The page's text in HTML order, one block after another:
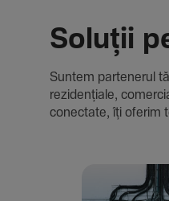
Soluții
Suntem parte­nerul
rezi­den­țiale,
conec­tate, îți oferim